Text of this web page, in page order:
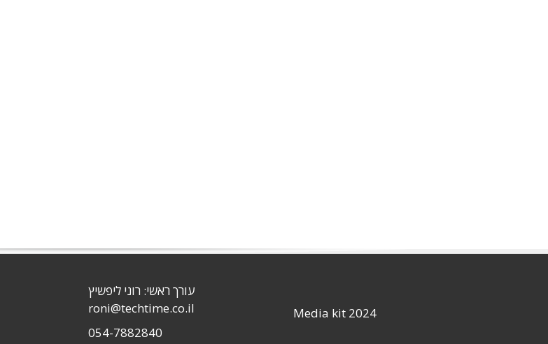
Media kit 2024
עורך ראשי: רוני ליפשיץ
roni@techtime.co.il
054-7882840